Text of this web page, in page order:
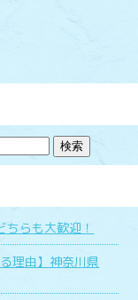
ちらも大歓迎！
理由】神奈川県